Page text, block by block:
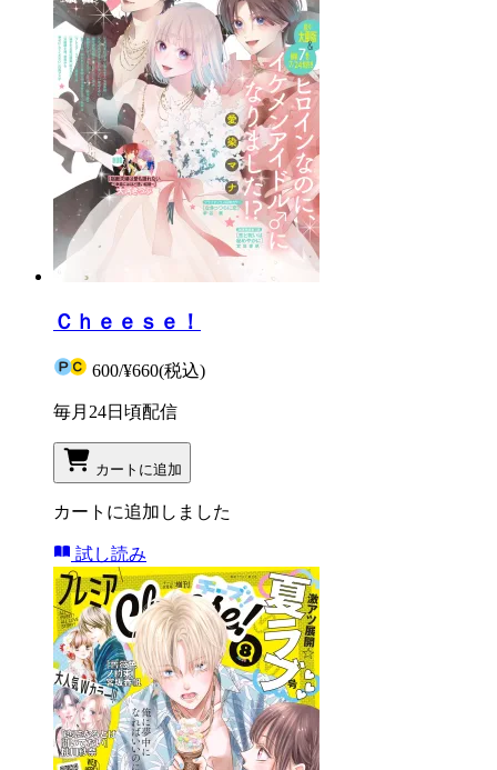
Ｃｈｅｅｓｅ！
600/¥660(税込)
毎月24日頃配信
カートに追加
カートに追加しました
試し読み